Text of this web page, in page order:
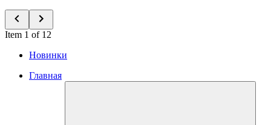
Item 1 of 12
Новинки
Главная